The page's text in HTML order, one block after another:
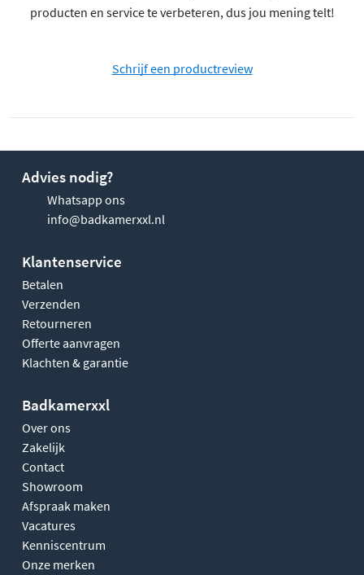
producten en service te verbeteren, dus jou mening telt!
Schrijf een productreview
Advies nodig?
Whatsapp ons
info@badkamerxxl.nl
Klantenservice
Betalen
Verzenden
Retourneren
Offerte aanvragen
Klachten & garantie
Badkamerxxl
Over ons
Zakelijk
Contact
Showroom
Afspraak maken
Vacatures
Kenniscentrum
Onze merken